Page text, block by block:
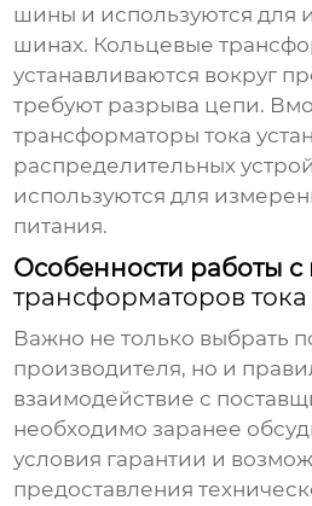
шины и используются для
шинах. Кольцевые
устанавливаются вокруг
требуют разрыва цепи.
трансформаторы тока
распределительных
используются для
питания.
Особенности работы
трансформаторов тока
Важно не только выбрать
производителя, но и
взаимодействие с
необходимо заранее
условия гарантии и
предоставления